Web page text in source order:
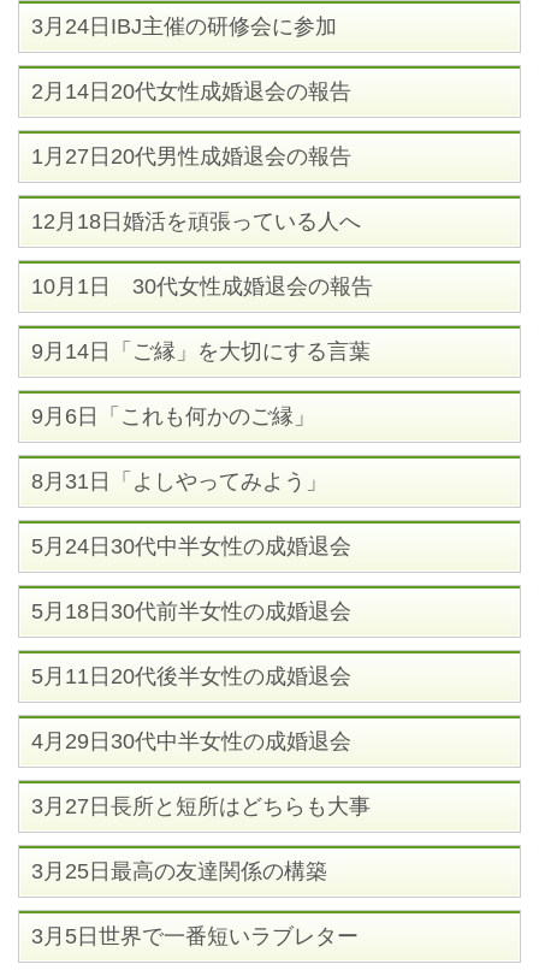
3月24日IBJ主催の研修会に参加
2月14日20代女性成婚退会の報告
1月27日20代男性成婚退会の報告
12月18日婚活を頑張っている人へ
10月1日 30代女性成婚退会の報告
9月14日「ご縁」を大切にする言葉
9月6日「これも何かのご縁」
8月31日「よしやってみよう」
5月24日30代中半女性の成婚退会
5月18日30代前半女性の成婚退会
5月11日20代後半女性の成婚退会
4月29日30代中半女性の成婚退会
3月27日長所と短所はどちらも大事
3月25日最高の友達関係の構築
3月5日世界で一番短いラブレター